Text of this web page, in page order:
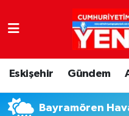
Eskişehir Gündem
Bayramören
Nöbetçi Eczaneler
Hava Durumu
Trafik Durumu